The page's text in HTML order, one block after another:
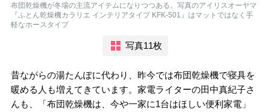
布団乾燥機が冬場の主流アイテムになりつつある。写真のアイリスオーヤマ
『ふとん乾燥機カラリエ インテリアタイプ KFK-501』はマットではなく手
軽なホースタイプ
写真11枚
昔ながらの湯たんぽに代わり、昨今では布団乾燥機で寝具を
暖める人も増えてきています。家電ライターの田中真紀子さ
んも、「布団乾燥機は、今や一家に1台はほしい便利家電」